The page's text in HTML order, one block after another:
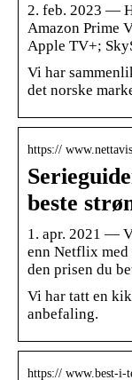
2. feb. 2023 —
Amazon Prime
Apple TV+;
Vi har
det norske
https://
beste
1. apr. 2021 —
enn Netflix med
den prisen du
Vi har tatt en
anbefaling.
https:// www.best-i-